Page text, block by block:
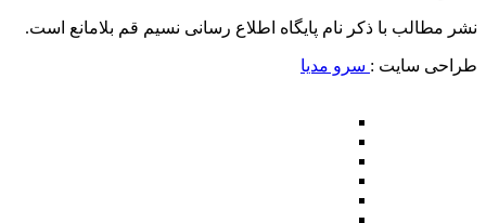
نشر مطالب با ذکر نام پایگاه اطلاع رسانی نسیم قم بلامانع است.
طراحی سایت : سرو مدیا